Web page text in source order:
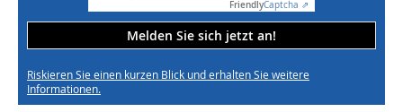
FriendlyCaptcha ⇗
Melden Sie sich jetzt an!
Riskieren Sie einen kurzen Blick und erhalten Sie weitere
Informationen.